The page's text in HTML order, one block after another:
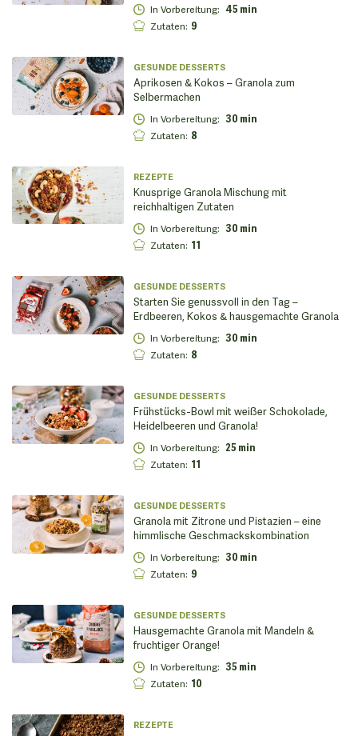
In Vorbereitung: 45 min
Zutaten: 9
GESUNDE DESSERTS
Aprikosen & Kokos – Granola zum
Selbermachen
In Vorbereitung: 30 min
Zutaten: 8
REZEPTE
Knusprige Granola Mischung mit
reichhaltigen Zutaten
In Vorbereitung: 30 min
Zutaten: 11
GESUNDE DESSERTS
Starten Sie genussvoll in den Tag –
Erdbeeren, Kokos & hausgemachte Granola
In Vorbereitung: 30 min
Zutaten: 8
GESUNDE DESSERTS
Frühstücks-Bowl mit weißer Schokolade,
Heidelbeeren und Granola!
In Vorbereitung: 25 min
Zutaten: 11
GESUNDE DESSERTS
Granola mit Zitrone und Pistazien – eine
himmlische Geschmackskombination
In Vorbereitung: 30 min
Zutaten: 9
GESUNDE DESSERTS
Hausgemachte Granola mit Mandeln &
fruchtiger Orange!
In Vorbereitung: 35 min
Zutaten: 10
REZEPTE